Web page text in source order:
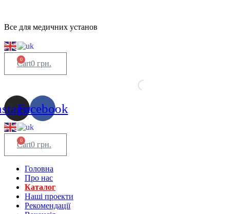
Все для медичних установ
0 грн.
0
Cart
Facebook
0 грн.
0
Cart
Головна
Про нас
Каталог
Нашi проекти
Рекомендації